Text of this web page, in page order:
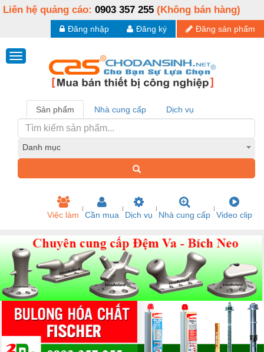
Liên hệ quảng cáo: 0903 357 255 (Không bán hàng)
Đăng sản phẩm
Đăng ký
Đăng nhập
Sản phẩm Nhà cung cấp Dịch vụ
Danh mục
Việc làm Cần mua Dịch vụ Nhà cung cấp Video clip